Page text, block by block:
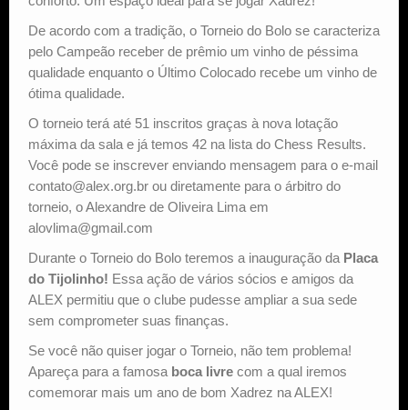
De acordo com a tradição, o Torneio do Bolo se caracteriza
pelo Campeão receber de prêmio um vinho de péssima
qualidade enquanto o Último Colocado recebe um vinho de
ótima qualidade.
O torneio terá até 51 inscritos graças à nova lotação
máxima da sala e já temos 42 na lista do Chess Results.
Você pode se inscrever enviando mensagem para o e-mail
contato@alex.org.br ou diretamente para o árbitro do
torneio, o Alexandre de Oliveira Lima em
alovlima@gmail.com
Durante o Torneio do Bolo teremos a inauguração da Placa
do Tijolinho! Essa ação de vários sócios e amigos da
ALEX permitiu que o clube pudesse ampliar a sua sede
sem comprometer suas finanças.
Se você não quiser jogar o Torneio, não tem problema!
Apareça para a famosa boca livre com a qual iremos
comemorar mais um ano de bom Xadrez na ALEX!